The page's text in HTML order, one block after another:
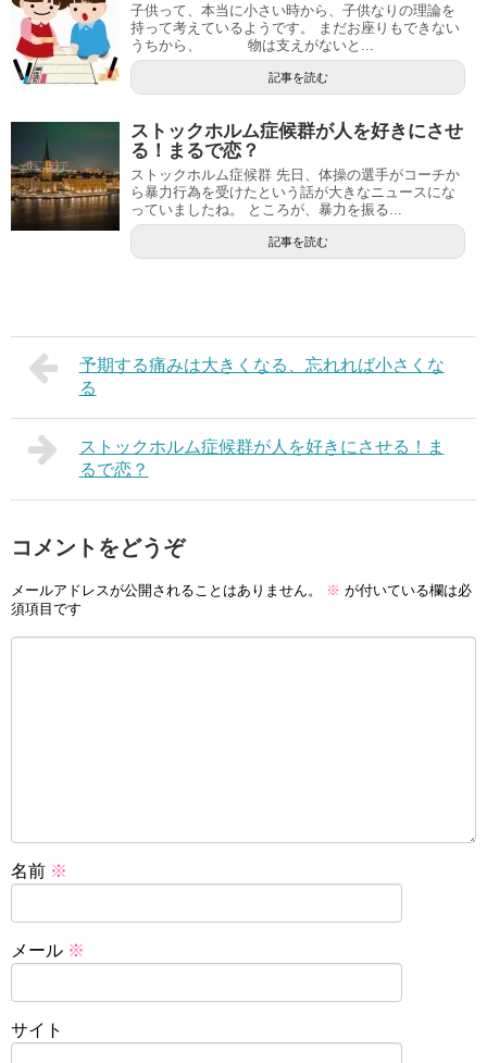
子供って、本当に小さい時から、子供なりの理論を
持って考えているようです。 まだお座りもできない
うちから、 物は支えがないと...
記事を読む
ストックホルム症候群が人を好きにさせ
る！まるで恋？
ストックホルム症候群 先日、体操の選手がコーチか
ら暴力行為を受けたという話が大きなニュースにな
っていましたね。 ところが、暴力を振る...
記事を読む
予期する痛みは大きくなる、忘れれば小さくな
る
ストックホルム症候群が人を好きにさせる！ま
るで恋？
コメントをどうぞ
メールアドレスが公開されることはありません。 ※ が付いている欄は必
須項目です
名前 ※
メール ※
サイト